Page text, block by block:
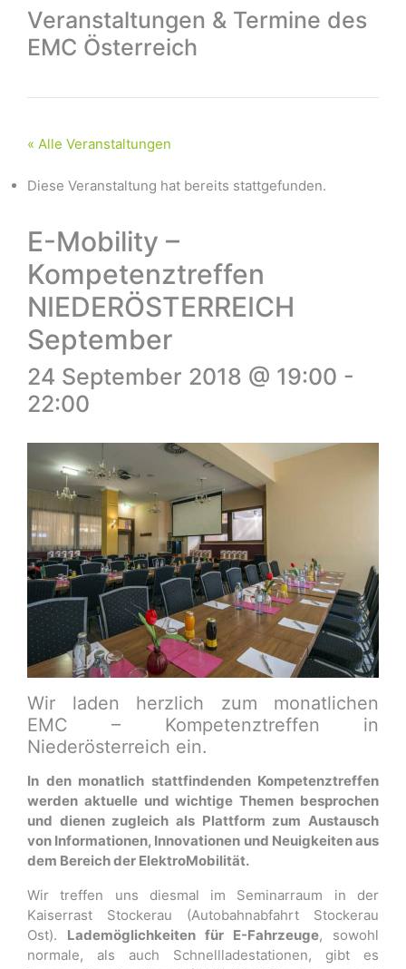
Veranstaltungen & Termine des
EMC Österreich
« Alle Veranstaltungen
Diese Veranstaltung hat bereits stattgefunden.
E-Mobility –
Kompetenztreffen
NIEDERÖSTERREICH
September
24 September 2018 @ 19:00 -
22:00
Wir laden herzlich zum monatlichen
EMC – Kompetenztreffen in
Niederösterreich ein.
In den monatlich stattfindenden Kompetenztreffen
werden aktuelle und wichtige Themen besprochen
und dienen zugleich als Plattform zum Austausch
von Informationen, Innovationen und Neuigkeiten aus
dem Bereich der ElektroMobilität.
Wir treffen uns diesmal im Seminarraum in der
Kaiserrast Stockerau (Autobahnabfahrt Stockerau
Ost). Lademöglichkeiten für E-Fahrzeuge, sowohl
normale, als auch Schnellladestationen, gibt es